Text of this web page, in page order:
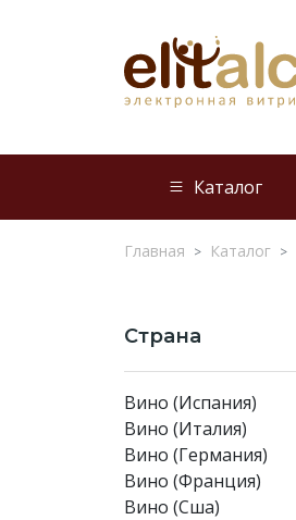
Каталог
Главная Каталог
Страна
Вино (Испания)
Вино (Италия)
Вино (Германия)
Вино (Франция)
Вино (Сша)